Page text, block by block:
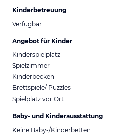
Kinderbetreuung
Verfügbar
Angebot für Kinder
Kinderspielplatz
Spielzimmer
Kinderbecken
Brettspiele/ Puzzles
Spielplatz vor Ort
Baby- und Kinderausstattung
Keine Baby-/Kinderbetten